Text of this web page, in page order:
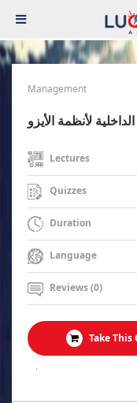
Management
لأنظمة الأيزو
Lectures
Quizzes
Duration
Language
Reviews (0)
Take This
.